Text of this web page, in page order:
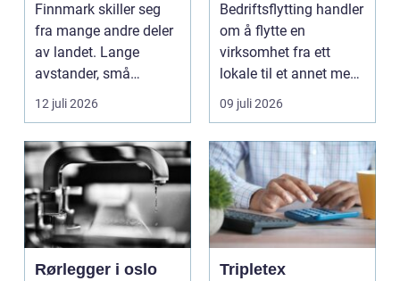
Finnmark skiller seg
fra mange andre deler
av landet. Lange
avstander, små
lokalsamfunn, sterk
tilkn...
12 juli 2026
Bedriftsflytting handler
om å flytte en
virksomhet fra ett
lokale til et annet med
minst mulig...
09 juli 2026
Rørlegger i oslo
Tripletex